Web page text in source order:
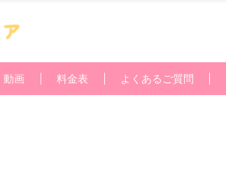
動画 料金表 よくあるご質問